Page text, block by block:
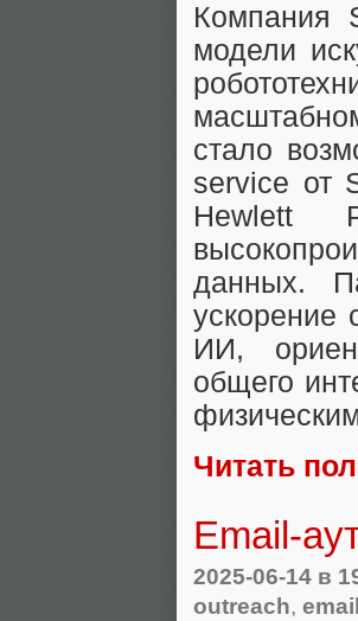
Компания
модели
стало
service от
Hewlett
данных.
ускорение
ИИ,
общего
Читать
Email-
2025-06-14 в
outreach,